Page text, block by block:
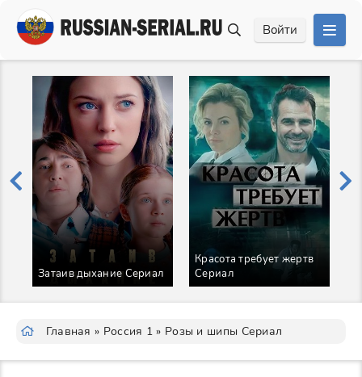
Войти
Затаив дыхание Сериал
Красота требует жертв
Сериал
Главная » Россия 1 » Розы и шипы Сериал